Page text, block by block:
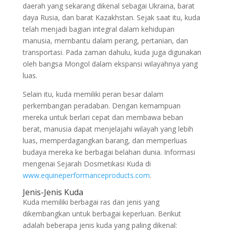
daerah yang sekarang dikenal sebagai Ukraina, barat
daya Rusia, dan barat Kazakhstan. Sejak saat itu, kuda
telah menjadi bagian integral dalam kehidupan
manusia, membantu dalam perang, pertanian, dan
transportasi. Pada zaman dahulu, kuda juga digunakan
oleh bangsa Mongol dalam ekspansi wilayahnya yang
luas.
Selain itu, kuda memiliki peran besar dalam
perkembangan peradaban. Dengan kemampuan
mereka untuk berlari cepat dan membawa beban
berat, manusia dapat menjelajahi wilayah yang lebih
luas, memperdagangkan barang, dan memperluas
budaya mereka ke berbagai belahan dunia. Informasi
mengenai Sejarah Dosmetikasi Kuda di
www.equineperformanceproducts.com.
Jenis-Jenis Kuda
Kuda memiliki berbagai ras dan jenis yang
dikembangkan untuk berbagai keperluan. Berikut
adalah beberapa jenis kuda yang paling dikenal: